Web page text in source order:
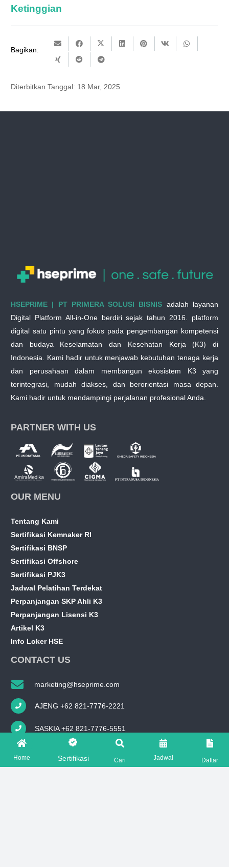
Ketinggian
Bagikan:
Diterbitkan Tanggal: 18 Mar, 2025
HSEPRIME | PT PRIMERA SOLUSI BISNIS adalah layanan
Digital Platform All-in-One berdiri sejak tahun 2016. platform
digital satu pintu yang fokus pada pengembangan kompetensi
dan budaya Keselamatan dan Kesehatan Kerja (K3) di
Indonesia. Kami hadir untuk menjawab kebutuhan tenaga kerja
dan perusahaan dalam membangun ekosistem K3 yang
terintegrasi, mudah diakses, dan berorientasi masa depan.
Kami hadir untuk mendampingi perjalanan profesional Anda.
PARTNER WITH US
OUR MENU
Tentang Kami
Sertifikasi Kemnaker RI
Sertifikasi BNSP
Sertifikasi Offshore
Sertifikasi PJK3
Jadwal Pelatihan Terdekat
Perpanjangan SKP Ahli K3
Perpanjangan Lisensi K3
Artikel K3
Info Loker HSE
CONTACT US
marketing@hseprime.com
AJENG +62 821-7776-2221
SASKIA +62 821-7776-5551
FOLLOW US ON
Home Sertifikasi Cari Jadwal Daftar